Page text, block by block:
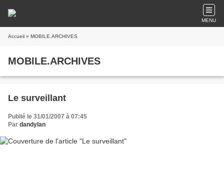
MENU
Accueil » MOBILE.ARCHIVES
MOBILE.ARCHIVES
Le surveillant
Publié le 31/01/2007 à 07:45
Par dandylan